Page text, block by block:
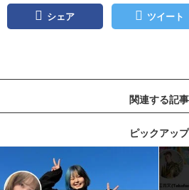
シェア ツイート
関連する記事
ピックアップ